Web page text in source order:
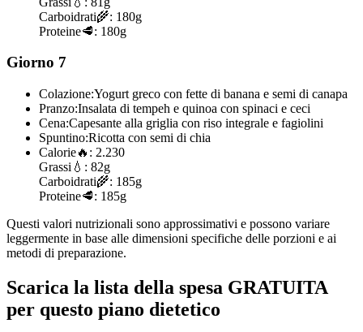
Carboidrati🌾: 180g
Proteine🥩: 180g
Giorno 7
Colazione:Yogurt greco con fette di banana e semi di canapa
Pranzo:Insalata di tempeh e quinoa con spinaci e ceci
Cena:Capesante alla griglia con riso integrale e fagiolini
Spuntino:Ricotta con semi di chia
Calorie🔥: 2.230
Grassi 💧: 82g
Carboidrati🌾: 185g
Proteine🥩: 185g
Questi valori nutrizionali sono approssimativi e possono variare
leggermente in base alle dimensioni specifiche delle porzioni e ai
metodi di preparazione.
Scarica la lista della spesa GRATUITA
per questo piano dietetico